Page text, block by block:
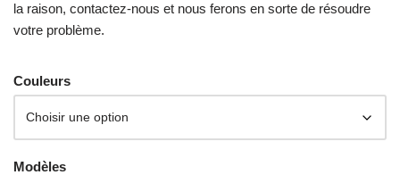
la raison, contactez-nous et nous ferons en sorte de résoudre
votre problème.
Couleurs
Modèles